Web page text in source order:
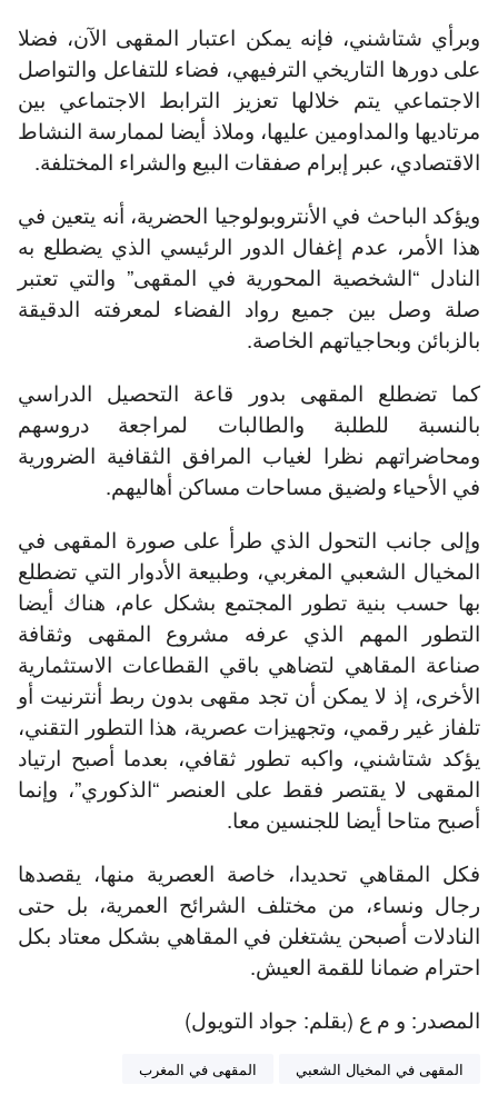
وبرأي شتاشني، فإنه يمكن اعتبار المقهى الآن، فضلا
على دورها التاريخي الترفيهي، فضاء للتفاعل والتواصل
الاجتماعي يتم خلالها تعزيز الترابط الاجتماعي بين
مرتاديها والمداومين عليها، وملاذ أيضا لممارسة النشاط
الاقتصادي، عبر إبرام صفقات البيع والشراء المختلفة.
ويؤكد الباحث في الأنتروبولوجيا الحضرية، أنه يتعين في
هذا الأمر، عدم إغفال الدور الرئيسي الذي يضطلع به
النادل “الشخصية المحورية في المقهى” والتي تعتبر
صلة وصل بين جميع رواد الفضاء لمعرفته الدقيقة
بالزبائن وبحاجياتهم الخاصة.
كما تضطلع المقهى بدور قاعة التحصيل الدراسي
بالنسبة للطلبة والطالبات لمراجعة دروسهم
ومحاضراتهم نظرا لغياب المرافق الثقافية الضرورية
في الأحياء ولضيق مساحات مساكن أهاليهم.
وإلى جانب التحول الذي طرأ على صورة المقهى في
المخيال الشعبي المغربي، وطبيعة الأدوار التي تضطلع
بها حسب بنية تطور المجتمع بشكل عام، هناك أيضا
التطور المهم الذي عرفه مشروع المقهى وثقافة
صناعة المقاهي لتضاهي باقي القطاعات الاستثمارية
الأخرى، إذ لا يمكن أن تجد مقهى بدون ربط أنترنيت أو
تلفاز غير رقمي، وتجهيزات عصرية، هذا التطور التقني،
يؤكد شتاشني، واكبه تطور ثقافي، بعدما أصبح ارتياد
المقهى لا يقتصر فقط على العنصر “الذكوري”، وإنما
أصبح متاحا أيضا للجنسين معا.
فكل المقاهي تحديدا، خاصة العصرية منها، يقصدها
رجال ونساء، من مختلف الشرائح العمرية، بل حتى
النادلات أصبحن يشتغلن في المقاهي بشكل معتاد بكل
احترام ضمانا للقمة العيش.
المصدر: و م ع (بقلم: جواد التويول)
المقهى في المخيال الشعبي المقهى في المغرب